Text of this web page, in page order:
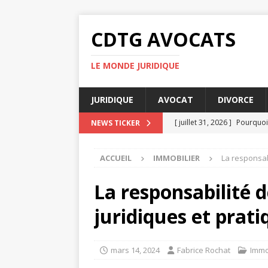
CDTG AVOCATS
LE MONDE JURIDIQUE
JURIDIQUE AVOCAT DIVORCE
NEWS TICKER [ juillet 31, 2026 ]
[ juillet 23, 2026 ] Taxe
[ juillet 19, 2026 ]
ACCUEIL IMMOBILIER La
La responsabilité
juridiques et
mars 14, 2024 Fabrice Rochat